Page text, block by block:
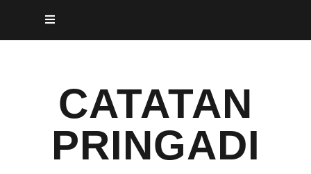
CATATAN
PRINGADI